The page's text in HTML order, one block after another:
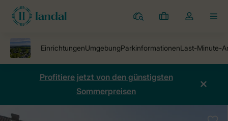
Ferienparks
Meine
Dropdown-
öffnen
Profitiere jetzt von den günstigsten
Sommerpreisen